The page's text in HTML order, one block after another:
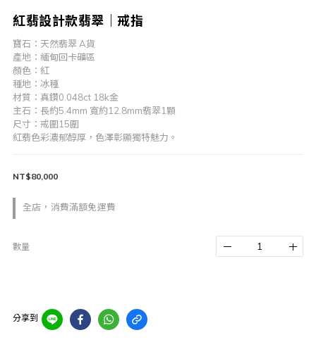
紅翡設計款翡翠｜戒指
寶石：天然翡翠 A貨
產地：緬甸回卡礦區
顏色：紅
種地：冰種
材質：真鑽0.048ct 18k金
主石：長約5.4mm 寬約12.8mm翡翠1顆
尺寸：戒圍15圍
紅翡色彩濃郁醇厚，色澤彰顯獨特魅力。
全店，消費滿額免運費
NT$80,000
數量
分享到